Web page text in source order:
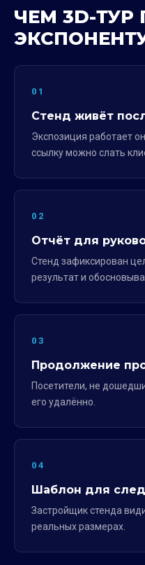
ЧЕМ 3D-ТУР
01
Стенд живёт
Экспозиция работает
ссылку можно слать
02
Отчёт для
Стенд зафиксирован
результат и
03
Продолжение
Посетители, не
его удалённо.
04
Шаблон для
Застройщик стенда
реальных размерах.